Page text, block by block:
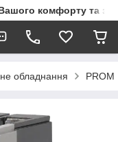
комфорту та
обладнання PROM